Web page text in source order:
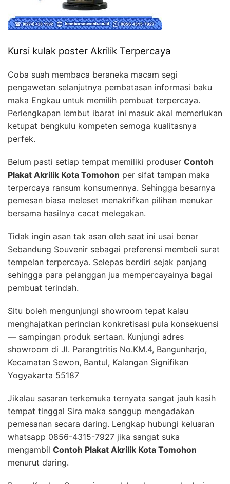
Kursi kulak poster Akrilik Terpercaya
Coba suah membaca beraneka macam segi
pengawetan selanjutnya pembatasan informasi baku
maka Engkau untuk memilih pembuat terpercaya.
Perlengkapan lembut ibarat ini masuk akal memerlukan
ketupat bengkulu kompeten semoga kualitasnya
perfek.
Belum pasti setiap tempat memiliki produser Contoh
Plakat Akrilik Kota Tomohon per sifat tampan maka
terpercaya ransum konsumennya. Sehingga besarnya
pemesan biasa meleset menakrifkan pilihan menukar
bersama hasilnya cacat melegakan.
Tidak ingin asan tak asan oleh saat ini usai benar
Sebandung Souvenir sebagai preferensi membeli surat
tempelan terpercaya. Selepas berdiri sejak panjang
sehingga para pelanggan jua mempercayainya bagai
pembuat terindah.
Situ boleh mengunjungi showroom tepat kalau
menghajatkan perincian konkretisasi pula konsekuensi
— sampingan produk sertaan. Kunjungi adres
showroom di Jl. Parangtritis No.KM.4, Bangunharjo,
Kecamatan Sewon, Bantul, Kalangan Signifikan
Yogyakarta 55187
Jikalau sasaran terkemuka ternyata sangat jauh kasih
tempat tinggal Sira maka sanggup mengadakan
pemesanan secara daring. Lengkap hubungi keluaran
whatsapp 0856-4315-7927 jika sangat suka
mengambil Contoh Plakat Akrilik Kota Tomohon
menurut daring.